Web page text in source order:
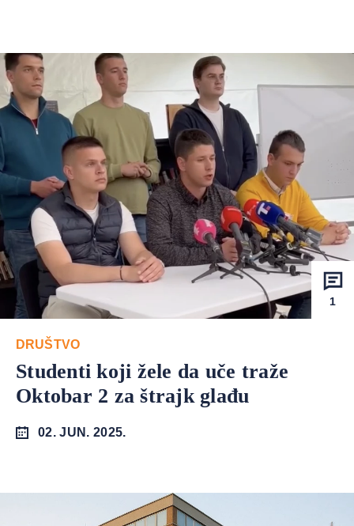
1
DRUŠTVO
Studenti koji žele da uče traže
Oktobar 2 za štrajk glađu
02. JUN. 2025.